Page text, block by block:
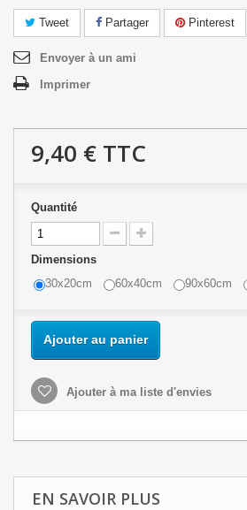
Tweet Partager Pinterest
Envoyer à un ami
Imprimer
9,40 € TTC
Quantité
Dimensions
30x20cm
60x40cm 90x60cm
Ajouter au panier
Ajouter à ma liste d'envies
EN SAVOIR PLUS